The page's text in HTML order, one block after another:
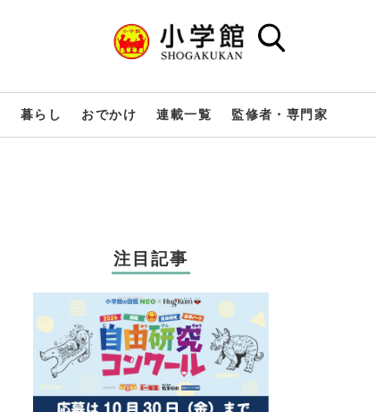
暮らし おでかけ 連載一覧 監修者・専門家
注目記事